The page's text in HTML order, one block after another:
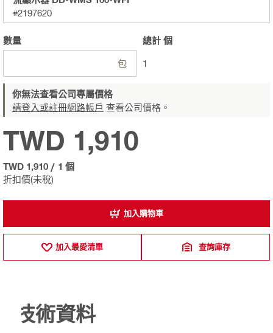
#2197620
數量
包
總計 個
1
你無法查看公司專屬價格
請登入或註冊網路帳戶 查看公司價格。
折扣價(未稅)
TWD 1,910
TWD 1,910 / 1 個
加入購物車
加入最愛清單 查詢庫存
技術資料